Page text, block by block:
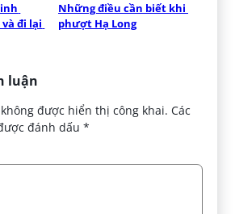
đi lại
Những điều cần biết khi
phượt Hạ Long
luận
được hiển thị công khai. Các
đánh dấu*